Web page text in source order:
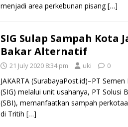
menjadi area perkebunan pisang[…]
SIG Sulap Sampah Kota
Bakar Alternatif
21 July 2020 8:34 pm uki 0
JAKARTA (SurabayaPost.id)–PT
(SIG) melalui unit usahanya, PT Solusi
(SBI), memanfaatkan sampah
di Tritih […]